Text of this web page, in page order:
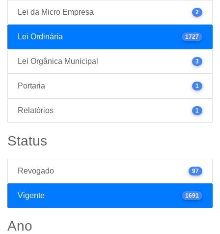
Lei da Micro Empresa 2
Lei Ordinária 1727
Lei Orgânica Municipal 3
Portaria 1
Relatórios 1
Status
Revogado 97
Vigente 1691
Ano